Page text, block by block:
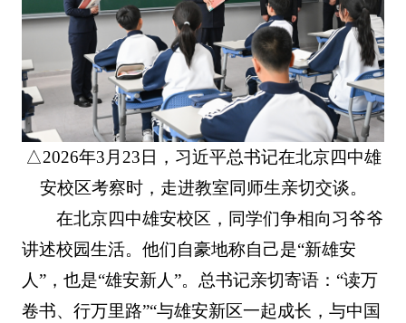
△2026年3月23日，习近平总书记在北京四中雄
安校区考察时，走进教室同师生亲切交谈。
在北京四中雄安校区，同学们争相向习爷爷
讲述校园生活。他们自豪地称自己是“新雄安
人”，也是“雄安新人”。总书记亲切寄语：“读万
卷书、行万里路”“与雄安新区一起成长，与中国